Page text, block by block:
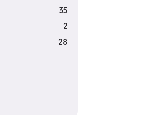
35
2
28